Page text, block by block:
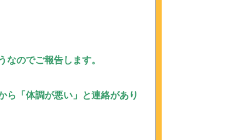
のでご報告します。
ら「体調が悪い」と連絡があり